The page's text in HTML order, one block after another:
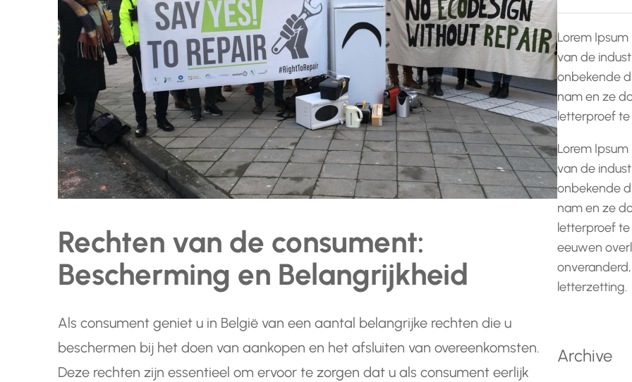
Rechten van de consument:
Bescherming en Belangrijkheid
Als consument geniet u in België van een aantal belangrijke rechten die u
beschermen bij het doen van aankopen en het afsluiten van overeenkomsten.
Deze rechten zijn essentieel om ervoor te zorgen dat u als consument eerlijk
Lorem
van de
onbekende
nam en ze
letterproef te
Lorem
van de
onbekende
nam en ze
letterproef te
eeuwen
letterzetting.
Archive